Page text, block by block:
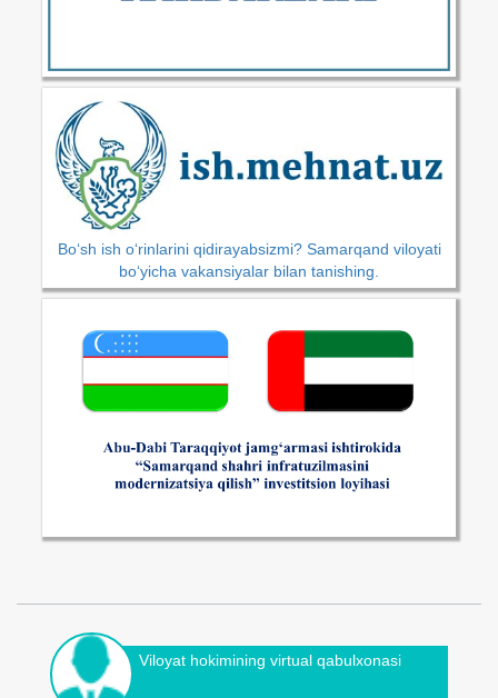
Bo‘sh ish o‘rinlarini qidirayabsizmi? Samarqand viloyati
bo‘yicha vakansiyalar bilan tanishing.
Viloyat hokimining virtual qabulxonasi